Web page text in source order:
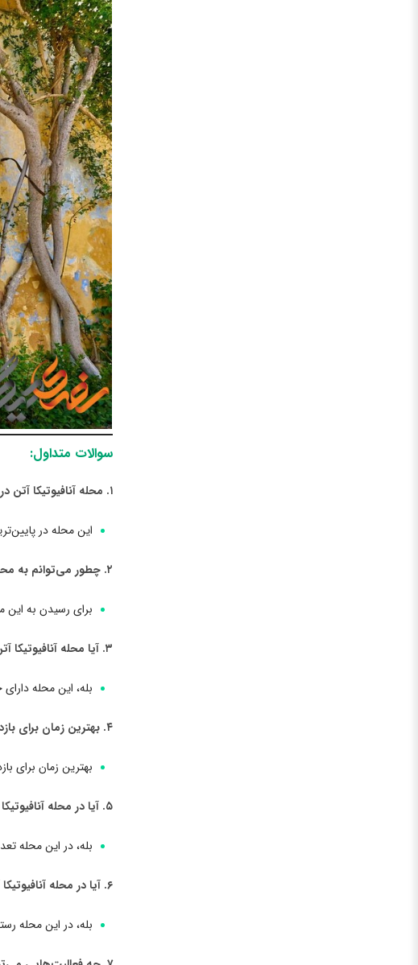
سوالات متداول:
۱. محله آنافیوتیکا آتن در کجای شهر قرار دارد؟
این محله در
۲. چطور می‌توانم به محله آنافیوتیکا آتن برسم؟
برای رسیدن به این
۳. آیا محله آنافیوتیکا آتن جاذبه‌های گردشگری دارد؟
بله، این محله
۴. بهترین زمان برای بازدید از محله آنافیوتیکا آتن چه موقعی است؟
بهترین زمان برای
۵. آیا در محله آنافیوتیکا آتن هتل‌ها و مهمان‌خانه‌هایی برای اقامت وجود دارد؟
بله، در این محله
۶. آیا در محله آنافیوتیکا آتن رستوران‌ها و کافه‌هایی با غذاهای محلی وجود دارد؟
بله، در این محله